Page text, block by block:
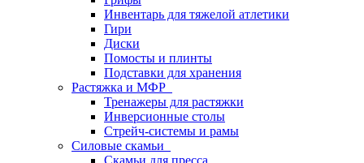
Инвентарь для тяжелой атлетики
Гири
Диски
Помосты и плинты
Подставки для хранения
Растяжка и МФР
Тренажеры для растяжки
Инверсионные столы
Стрейч-системы и рамы
Силовые скамьи
Скамьи для пресса